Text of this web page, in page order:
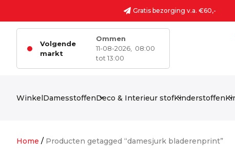
Gratis bezorging v.a. €60,-
Volgende
markt
Ommen
11-08-2026,
08:00
tot 13:00
WinkelDamesstoffenDeco & Interieur stofKinderstoffen
Home / Producten getagged “damesjurk bladerenprint”